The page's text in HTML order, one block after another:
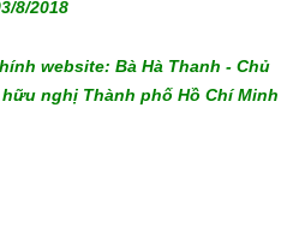
8/2018
website: Bà Hà Thanh - Chủ
nghị Thành phố Hồ Chí Minh